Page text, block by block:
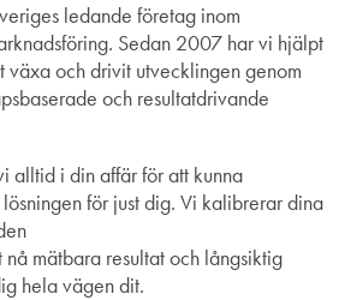
ledande företag inom
Sedan 2007 har vi hjälpt
växa och drivit utvecklingen genom
och resultatdrivande
alltid i din affär för att kunna
för just dig. Vi kalibrerar dina
nå mätbara resultat och långsiktig
hela vägen dit.